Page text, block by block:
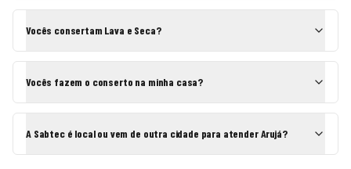
Vocês consertam Lava e Seca?
Vocês fazem o conserto na minha casa?
A Sabtec é local ou vem de outra cidade para atender Arujá?